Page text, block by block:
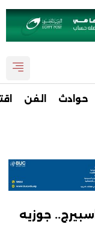
حوادث الفن
جوزيه